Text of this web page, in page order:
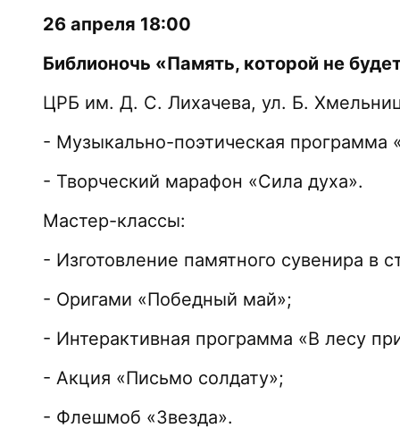
26 апреля 18:00
Библионочь «Память, которой не
ЦРБ им. Д. С. Лихачева, ул. Б.
- Музыкально-поэтическая программа
- Творческий марафон «Сила духа».
Мастер-классы:
- Изготовление памятного сувенира в
- Оригами «Победный май»;
- Интерактивная программа «В лесу
- Акция «Письмо солдату»;
- Флешмоб «Звезда».